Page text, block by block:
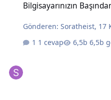
Bilgisayarınızın
Gönderen:Soratheist, 17
1 cevap
6,5b